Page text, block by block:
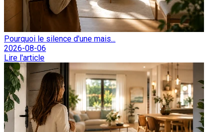
Pourquoi le silence d'une mais...
2026-08-06
Lire l'article